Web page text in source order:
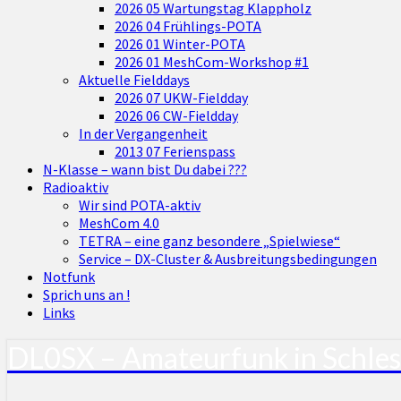
2026 05 Wartungstag Klappholz
2026 04 Frühlings-POTA
2026 01 Winter-POTA
2026 01 MeshCom-Workshop #1
Aktuelle Fielddays
2026 07 UKW-Fieldday
2026 06 CW-Fieldday
In der Vergangenheit
2013 07 Ferienspass
N-Klasse – wann bist Du dabei ???
Radioaktiv
Wir sind POTA-aktiv
MeshCom 4.0
TETRA – eine ganz besondere „Spielwiese“
Service – DX-Cluster & Ausbreitungsbedingungen
Notfunk
Sprich uns an !
Links